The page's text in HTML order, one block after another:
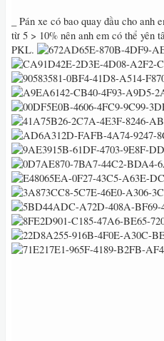
_ Pán xe có bao quay đầu cho
từ 5 > 10% nên anh em có thể yên
PKL‭.